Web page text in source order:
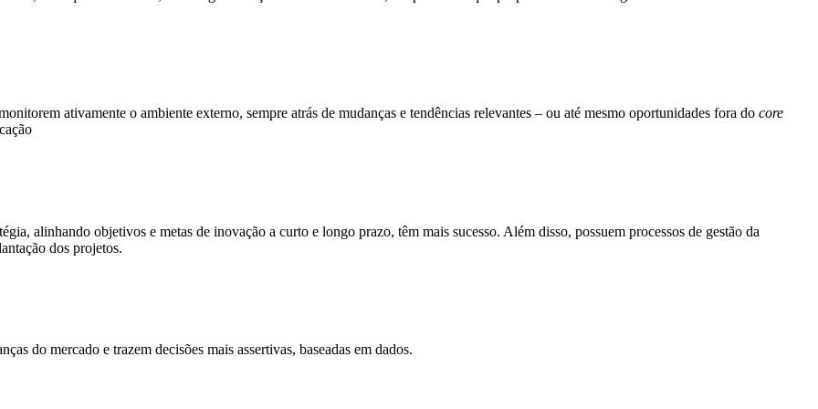
ativamente o ambiente externo, sempre atrás de mudanças e tendências relevantes – ou até mesmo oportunidades fora do core
alinhando objetivos e metas de inovação a curto e longo prazo, têm mais sucesso. Além disso, possuem processos de gestão da
dos projetos.
do mercado e trazem decisões mais assertivas, baseadas em dados.